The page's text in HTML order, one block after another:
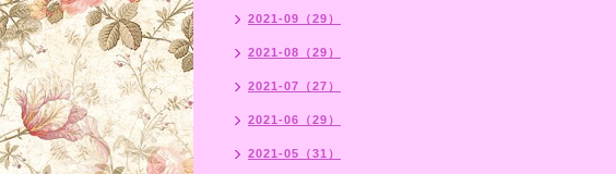
2021-09（29）
2021-08（29）
2021-07（27）
2021-06（29）
2021-05（31）